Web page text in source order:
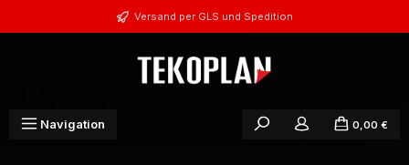
Zum Hauptinhalt springenVersand per GLS und Spedition
Navigation 0,00 €